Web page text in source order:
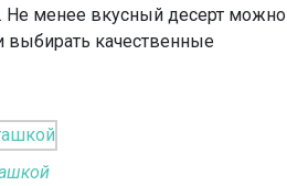
Не менее вкусный десерт можно
выбирать качественные